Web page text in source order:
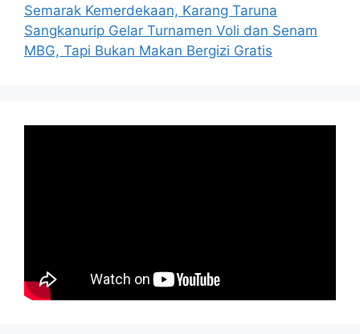
Semarak Kemerdekaan, Karang Taruna
Sangkanurip Gelar Turnamen Voli dan Senam
MBG, Tapi Bukan Makan Bergizi Gratis